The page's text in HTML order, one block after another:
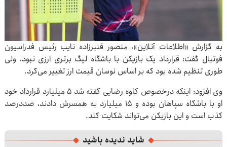
به گزارش «اطلاعات آنلاین»، منصور قنبرزاده نایب رئیس فدراسیون
فوتبال گفت: قرارداد یک بازیکن با باشگاه لیگ برتری ارزی نبود، ولی
طوری تنظیم شده بود که بر اساس نوسان قیمت ارز تغییر می‌کرد.
وی افزود: اینکه درخصوص کاوه رضایی گفته شد ۵ میلیارد قرارداد خود
او با باشگاه سپاهان بوده و ۱۵ میلیارد به همسرش دادند، صددرصد
کذب است و این بازیکن می‌تواند شکایت کند.
شاید ندیده باشید